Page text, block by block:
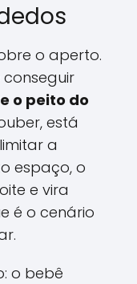
o aperto.
o peito do
está
a
espaço, o
e vira
é o cenário
o bebê